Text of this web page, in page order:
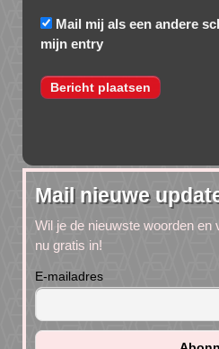
Mail mij als een andere
mijn entry
Mail nieuwe
Wil je de nieuwste woorden en
nu gratis in!
E-mailadres